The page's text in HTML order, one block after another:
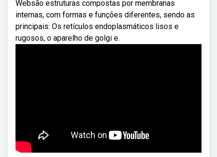
Websão estruturas compostas por membranas
internas, com formas e funções diferentes, sendo as
principais: Os retículos endoplasmáticos lisos e
rugosos, o aparelho de golgi e.